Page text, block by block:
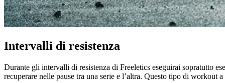
Intervalli di resistenza
Durante gli intervalli di resistenza di Freeletics eseguirai sopratutto
recuperare nelle pause tra una serie e l’altra. Questo tipo di